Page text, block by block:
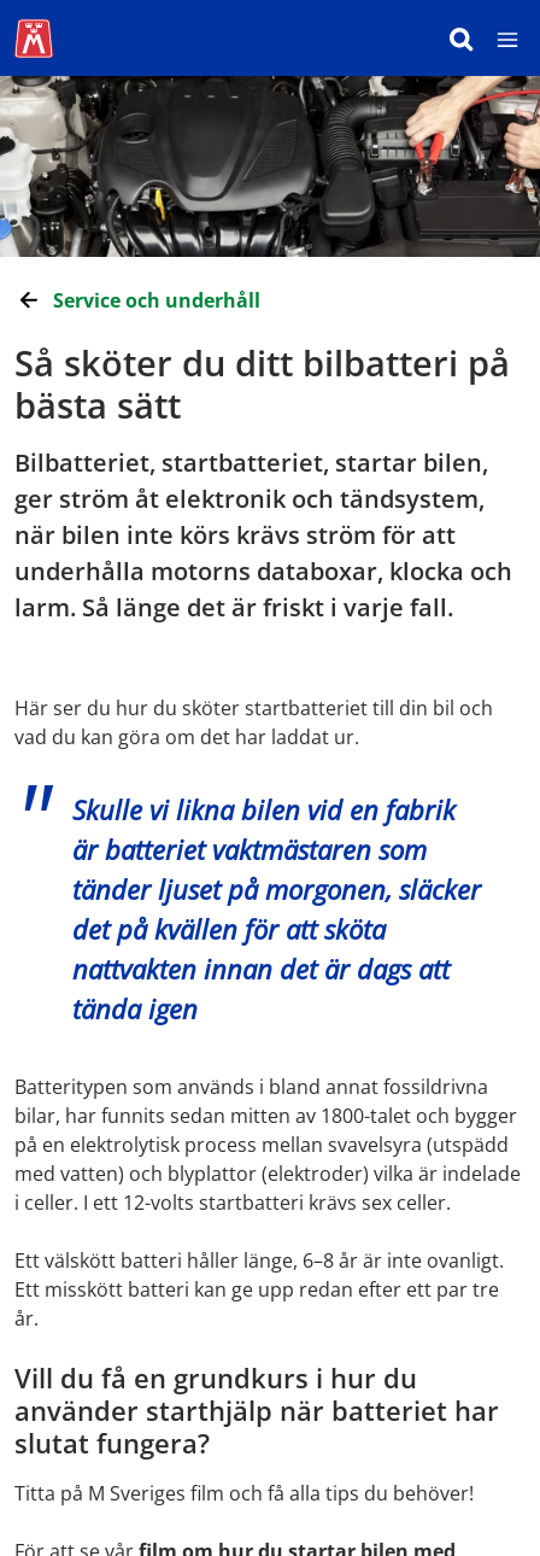
Service och underhåll
Så sköter du ditt bilbatteri på
bästa sätt
Bilbatteriet, startbatteriet, startar bilen,
ger ström åt elektronik och tändsystem,
när bilen inte körs krävs ström för att
underhålla motorns databoxar, klocka och
larm. Så länge det är friskt i varje fall.
Här ser du hur du sköter startbatteriet till din bil och
vad du kan göra om det har laddat ur.
Skulle vi likna bilen vid en fabrik
är batteriet vaktmästaren som
tänder ljuset på morgonen, släcker
det på kvällen för att sköta
nattvakten innan det är dags att
tända igen
Batteritypen som används i bland annat fossildrivna
bilar, har funnits sedan mitten av 1800-talet och bygger
på en elektrolytisk process mellan svavelsyra (utspädd
med vatten) och blyplattor (elektroder) vilka är indelade
i celler. I ett 12-volts startbatteri krävs sex celler.
Ett välskött batteri håller länge, 6–8 år är inte ovanligt.
Ett misskött batteri kan ge upp redan efter ett par tre
år.
Vill du få en grundkurs i hur du
använder starthjälp när batteriet har
slutat fungera?
Titta på M Sveriges film och få alla tips du behöver!